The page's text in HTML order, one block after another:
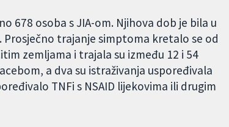
678 osoba s JIA-om. Njihova dob je bila u
Prosječno trajanje simptoma kretalo se od
zemljama i trajala su između 12 i 54
a dva su istraživanja uspoređivala
TNFi s NSAID lijekovima ili drugim